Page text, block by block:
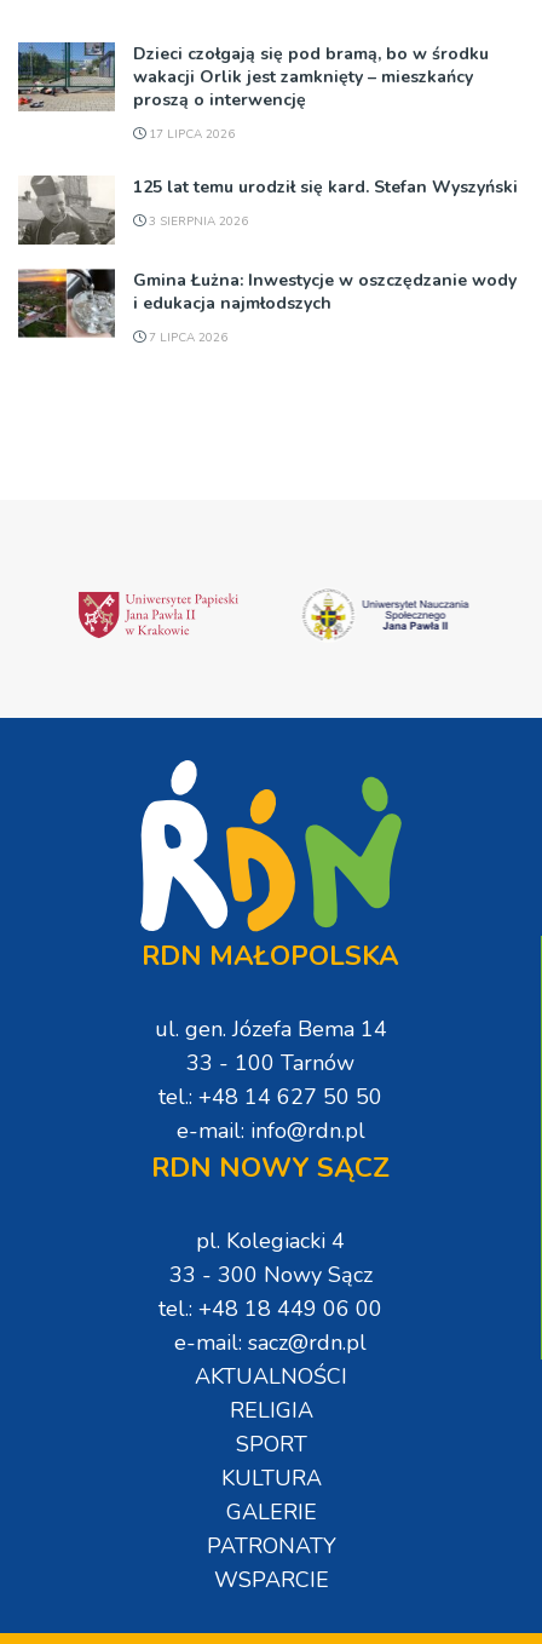
Dzieci czołgają się pod bramą, bo w środku
wakacji Orlik jest zamknięty – mieszkańcy
proszą o interwencję
17 LIPCA 2026
125 lat temu urodził się kard. Stefan Wyszyński
3 SIERPNIA 2026
Gmina Łużna: Inwestycje w oszczędzanie wody
i edukacja najmłodszych
7 LIPCA 2026
RDN MAŁOPOLSKA
ul. gen. Józefa Bema 14
33 - 100 Tarnów
tel.: +48 14 627 50 50
e-mail: info@rdn.pl
RDN NOWY SĄCZ
pl. Kolegiacki 4
33 - 300 Nowy Sącz
tel.: +48 18 449 06 00
e-mail: sacz@rdn.pl
AKTUALNOŚCI
RELIGIA
SPORT
KULTURA
GALERIE
PATRONATY
WSPARCIE